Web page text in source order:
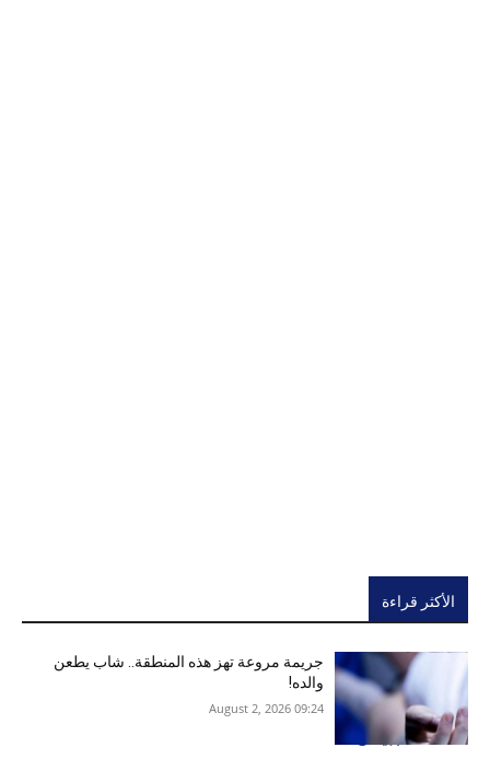
الأكثر قراءة
جريمة مروعة تهز هذه المنطقة.. شاب يطعن
والده!
09:24 2026 ,August 2